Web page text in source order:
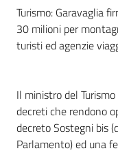
Turismo: Garavaglia
30 milioni per
turisti ed agenzie
Il ministro del Turismo
decreti che rendono
decreto Sostegni bis
Parlamento) ed una